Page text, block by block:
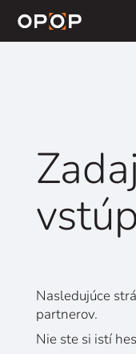
Nasledujúce
partnerov.
Nie ste si istí